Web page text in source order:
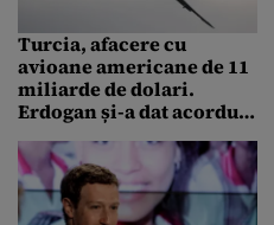
Turcia, afacere cu
avioane americane de 11
miliarde de dolari.
Erdogan și-a dat acordul,
public